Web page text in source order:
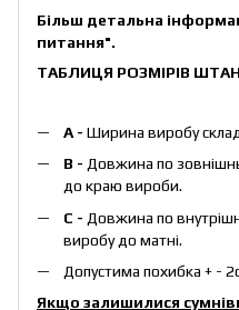
Більш детальна
питання".
ТАБЛИЦЯ РОЗМІРІВ
А - Ширина виробу
B - Довжина по
до краю вироби.
С - Довжина по
виробу до матні.
Допустима похибка + -
Якщо залишилися